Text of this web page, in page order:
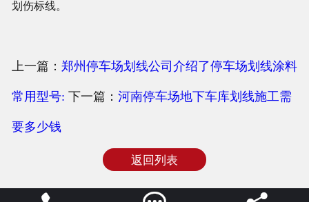
划伤标线。
上一篇： 郑州停车场划线公司介绍了停车场划线涂料
常用型号: 下一篇： 河南停车场地下车库划线施工需
要多少钱
返回列表